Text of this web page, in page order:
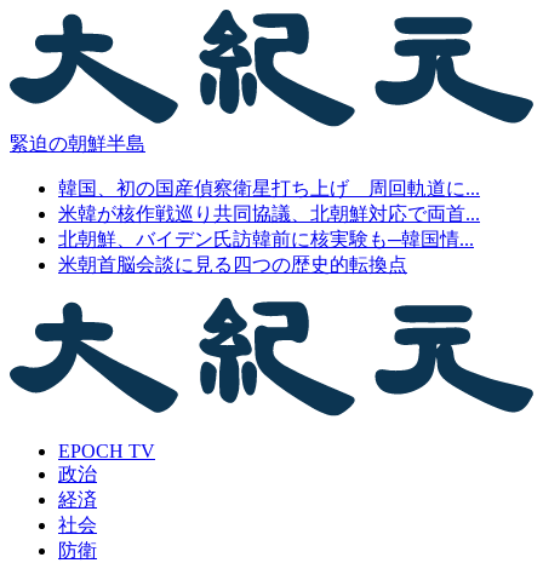
緊迫の朝鮮半島
韓国、初の国産偵察衛星打ち上げ 周回軌道に...
米韓が核作戦巡り共同協議、北朝鮮対応で両首...
北朝鮮、バイデン氏訪韓前に核実験も─韓国情...
米朝首脳会談に見る四つの歴史的転換点
EPOCH TV
政治
経済
社会
防衛